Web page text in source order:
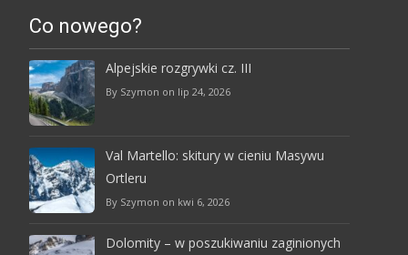
Co nowego?
Alpejskie rozgrywki cz. III
By Szymon on lip 24, 2026
Val Martello: skitury w cieniu Masywu
Ortleru
By Szymon on kwi 6, 2026
Dolomity – w poszukiwaniu zaginionych